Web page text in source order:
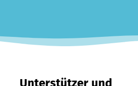
Unterstützer und